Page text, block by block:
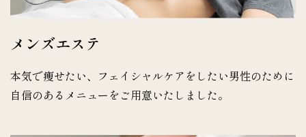
メンズエステ
本気で痩せたい、フェイシャルケアをしたい男性のために
自信のあるメニューをご用意いたしました。